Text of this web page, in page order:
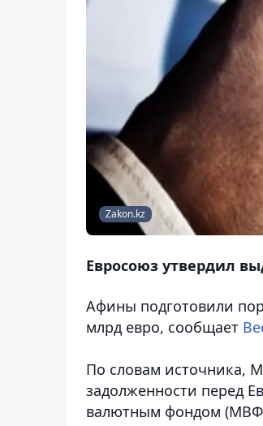
Zakon.kz
Евросоюз утвердил
Афины подготовили
млрд евро, сообщает
По словам источника,
задолженности перед
валютным фондом